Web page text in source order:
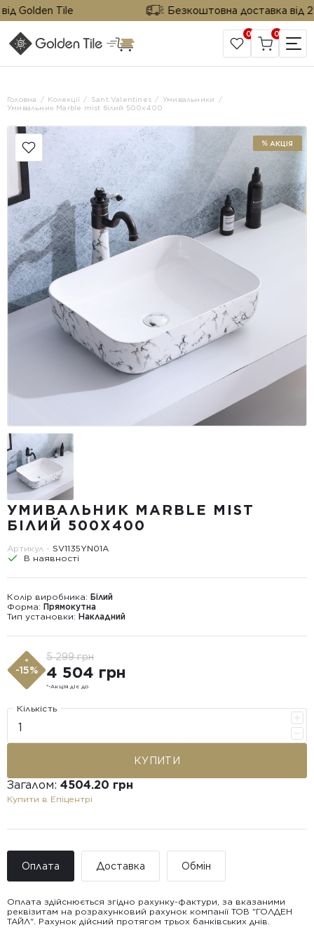
Golden Tile Безкоштовна доставка від 25
САЙТ КОМПАНІЇ
0 0
Головна Колекції Sant Valentines
Умивальники
Умивальник Marble mist білий 500x400
УМИВАЛЬНИК MARBLE MIST
БІЛИЙ 500X400
Артикул - SV1135YN01A
В наявності
Колір виробника: Білий
Форма: Прямокутна
Тип установки: Накладний
*
-15%
5 299 грн
4 504 грн
*-Акція діє до
Кількість
КУПИТИ
Загалом: 4504.20 грн
Купити в Епіцентрі
Оплата Доставка Обмін
Оплата здійснюється згідно рахунку-фактури, за вказаними
реквізитам на розрахунковий рахунок компанії ТОВ "ГОЛДЕН
ТАЙЛ". Рахунок дійсний протягом трьох банківських днів.